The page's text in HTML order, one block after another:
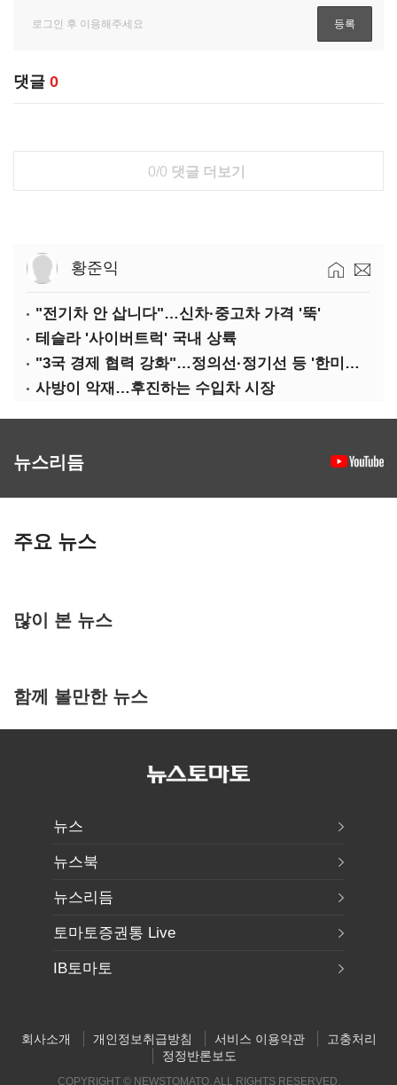
댓글 0
0/0 댓글 더보기
황준익
"전기차 안 삽니다"…신차·중고차 가격 '뚝'
테슬라 '사이버트럭' 국내 상륙
"3국 경제 협력 강화"…정의선·정기선 등 '한미일 경제대화' 참석
사방이 악재…후진하는 수입차 시장
뉴스리듬
주요 뉴스
많이 본 뉴스
함께 볼만한 뉴스
뉴스
뉴스북
뉴스리듬
토마토증권통 Live
IB토마토
회사소개 개인정보취급방침 서비스 이용약관
고충처리
정정반론보도
COPYRIGHT © NEWSTOMATO. ALL RIGHTS RESERVED.